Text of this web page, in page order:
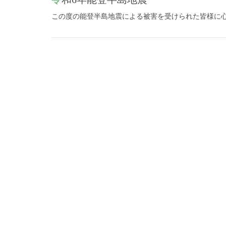
この度の能登半島地震による被害を受けられた皆様に